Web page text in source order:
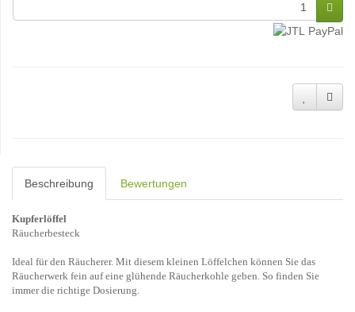
Beschreibung Bewertungen
Kupferlöffel
Räucherbesteck
Ideal für den Räucherer. Mit diesem kleinen Löffelchen können Sie das
Räucherwerk fein auf eine glühende Räucherkohle geben. So finden Sie
immer die richtige Dosierung.